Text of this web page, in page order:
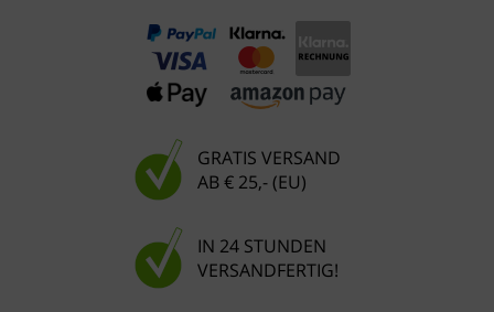
GRATIS VERSAND
AB € 25,- (EU)
IN 24 STUNDEN
VERSANDFERTIG!